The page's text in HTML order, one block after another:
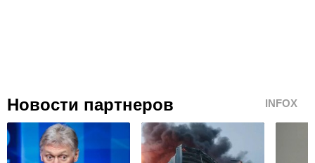
Новости партнеров INFOX